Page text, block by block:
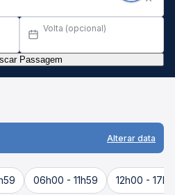
Volta (opcional)
Passagem
Alterar data
06h00 - 11h59 12h00 -